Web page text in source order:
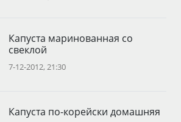
Капуста маринованная со
свеклой
7-12-2012, 21:30
Капуста по-корейски домашняя